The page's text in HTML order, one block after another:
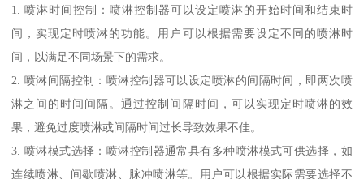
1. 喷淋时间控制：喷淋控制器可以设定喷淋的开始时间和结束时
间，实现定时喷淋的功能。用户可以根据需要设定不同的喷淋时
间，以满足不同场景下的需求。
2. 喷淋间隔控制：喷淋控制器可以设定喷淋的间隔时间，即两次喷
淋之间的时间间隔。通过控制间隔时间，可以实现定时喷淋的效
果，避免过度喷淋或间隔时间过长导致效果不佳。
3. 喷淋模式选择：喷淋控制器通常具有多种喷淋模式可供选择，如
连续喷淋、间歇喷淋、脉冲喷淋等。用户可以根据实际需要选择不